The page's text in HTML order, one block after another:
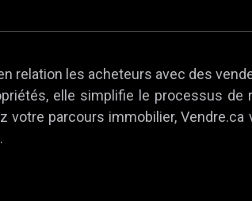
relation les acheteurs avec des
elle simplifie le processus de
parcours immobilier,